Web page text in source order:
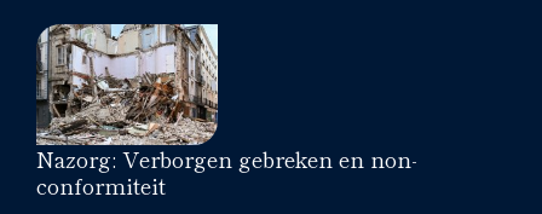
Nazorg: Verborgen gebreken en non-
conformiteit